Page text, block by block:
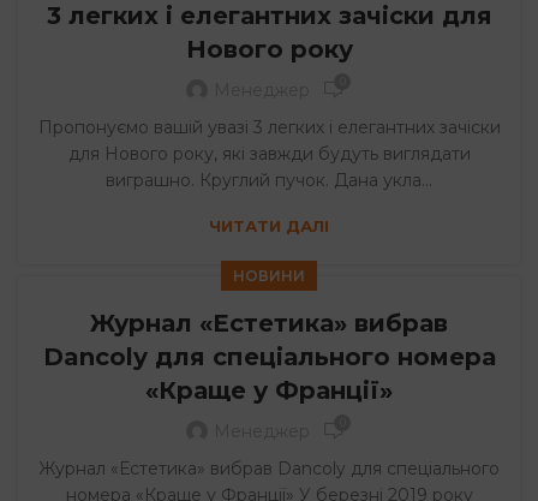
3 легких і елегантних зачіски для
Нового року
Пропонуємо вашій увазі 3 легких і елегантних зачіски
для Нового року, які завжди будуть виглядати
виграшно. Круглий пучок. Дана укла...
ЧИТАТИ ДАЛІ
НОВИНИ
Журнал «Естетика» вибрав
Dancoly для спеціального номера
«Краще у Франції»
Журнал «Естетика» вибрав Dancoly для спеціального
номера «Краще у Франції» У березні 2019 року